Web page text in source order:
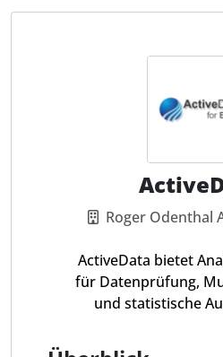
Roger Odenthal
ActiveData bietet
für Datenprüfung,
und statistische